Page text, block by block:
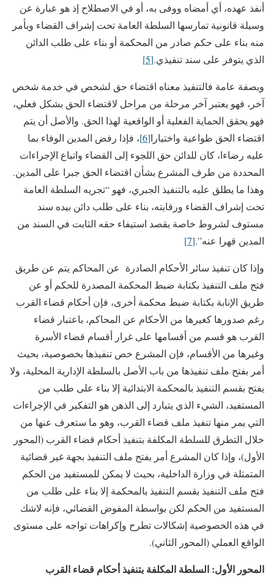
أنفذ عهده، أي أمضاه ووفى به، أو في الاصطلاح إذ هو عبارة عن
وسيلة قانونية تمارسها السلطة العامة تحت إشراف القضاء وبأمر
منه بناء على حكم صادر من المحكمة أو بناء على طلب الدائن
الذي يتوفر على سند تنفيذي.[5]
وبصفة عامة فالتنفيذ معناه اقتضاء حق لشخص في خدمة شخص
آخر، فهو يعتبر آخر مرحلة من مراحل لاقتضاء الحق بشكل فعلي،
فهو يحقق الحماية الفعلية أو الواقعية لهذا الحق. والأصل أن يتم
اقتضاء الحق طواعية واختيارا[6]
، فإذا رفض المدين الوفاء بما
عليه رضاءا، كان للدائن حق اللجوء إلى القضاء واتباع الإجراءات
المحددة من طرف المشرع بشأن اقتضاء الحق جبرا على المدين.
وهذا ما يطلق عليه بالتنفيذ الجبري، فهو “تجريه السلطة العامة
تحت إشراف القضاء ورقابته، بناء على طلب دائن بيده سند
مستوف لشروط خاصة بقصد استيفاء حقه الثابت في السند من
المدين قهرا عنه”.[7]
وإذا كان تنفيذ سائر الأحكام الصادرة عن المحاكم يتم عن طريق
فتح ملف التنفيذ بكتابة ضبط المحكمة المصدرة للحكم أو عن
طريق الإنابة بكتابة ضبط محكمة أخرى، فإن أحكام قضاء القرب
رغم صدورها كغيرها من الأحكام عن المحاكم، باعتبار قضاء
القرب هو قسم من أقسامها على غرار أقسام قضاء الأسرة
وغيرها من الأقسام، فإن المشرع خص تنفيذها بخصوصية، بحيث
أمر بفتح ملف تنفيذها من باب الأصل بالسلطة الإدارية المحلية، ولا
يفتح بقسم التنفيذ بالمحكمة الابتدائية إلا بناء على طلب من
المستفيد، الشيء الذي يتبارد إلى الذهن هو التفكير في الإجراءات
التي يمر منها تنفيذ ملف قضاء القرب، وهو ما ستعرف عنها من
خلال التطرق للسلطة المكلفة بتنفيذ أحكام قضاء القرب (المحور
الأول)، وإذا كان المشرع أمر بفتح ملف التنفيذ بجهة غير قضائية
المتمثلة في وزارة الداخلية، بحيث لا يمكن للمستفيد من الحكم
فتح ملف التنفيذ بقسم التنفيذ بالمحكمة إلا بناء على طلب من
المستفيد من الحكم لكن بواسطة المفوض القضائي، فإنه لاشك
في هذه الخصوصية إشكالات تطرح وإكراهات تواجه على مستوى
الواقع العملي (المحور الثاني).
المحور الأول: السلطة المكلفة بتنفيذ أحكام قضاء القرب